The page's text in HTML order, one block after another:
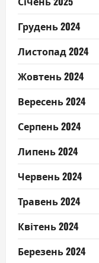
Грудень 2024
Листопад 2024
Жовтень 2024
Вересень 2024
Серпень 2024
Липень 2024
Червень 2024
Травень 2024
Квітень 2024
Березень 2024